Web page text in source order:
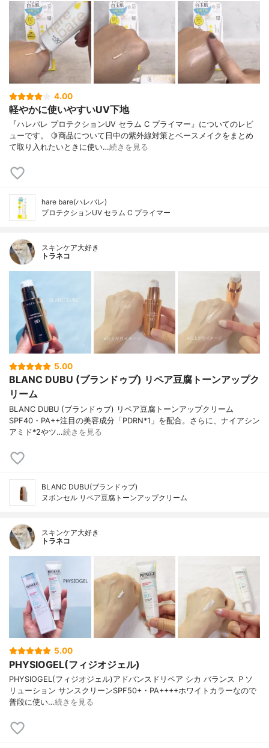
4.00
軽やかに使いやすいUV下地
『ハレバレ プロテクションUV セラム C プライマー』についてのレビ
ューです。 🍋商品について日中の紫外線対策とベースメイクをまとめ
て取り入れたいときに使い…続きを見る
hare bare(ハレバレ)
プロテクションUV セラム C プライマー
スキンケア大好き
トラネコ
5.00
BLANC DUBU (ブランドゥブ) リペア豆腐トーンアップク
リーム
BLANC DUBU (ブランドゥブ) リペア豆腐トーンアップクリーム
SPF40・PA++注目の美容成分「PDRN*1」を配合。さらに、ナイアシン
アミド*2やツ…続きを見る
BLANC DUBU(ブランドゥブ)
ヌボンセル リペア豆腐トーンアップクリーム
スキンケア大好き
トラネコ
5.00
PHYSIOGEL(フィジオジェル)
PHYSIOGEL(フィジオジェル)アドバンスドリペア シカ バランス Ｐソ
リューション サンスクリーンSPF50+・PA++++ホワイトカラーなので
普段に使い…続きを見る